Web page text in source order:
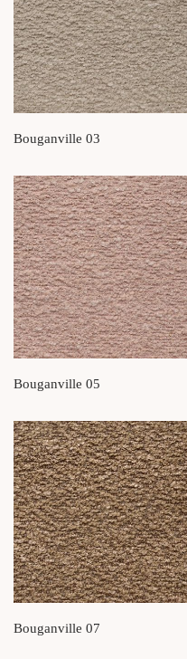
Bouganville 03
Bouganville 05
Bouganville 07